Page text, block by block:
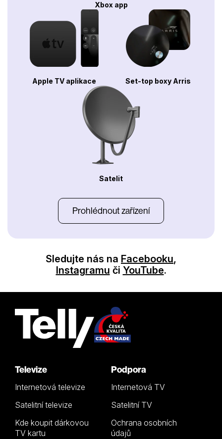
Xbox app
Apple TV aplikace Set-top boxy Arris
Satelit
Prohlédnout zařízení
Sledujte nás na Facebooku,
Instagramu či YouTube.
Televize
Internetová televize
Satelitní televize
Kde koupit dárkovou
TV kartu
Podpora
Internetová TV
Satelitní TV
Ochrana osobních
údajů